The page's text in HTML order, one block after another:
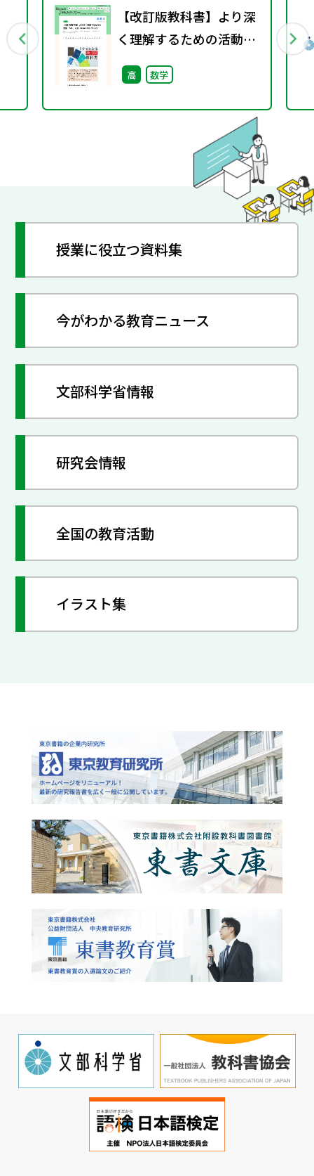
【改訂版教科書】より深
く理解するための活動
「Act.」とは（Essence
シリーズ）
高 数学
授業に役立つ資料集
今がわかる教育ニュース
文部科学省情報
研究会情報
全国の教育活動
イラスト集